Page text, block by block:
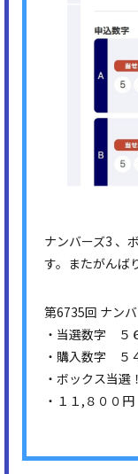
ナンバーズ3 、
す。またがんば
第6735回 ナン
・当選数字 ５
・購入数字 ５
・ボックス当選！
・１１,８００円